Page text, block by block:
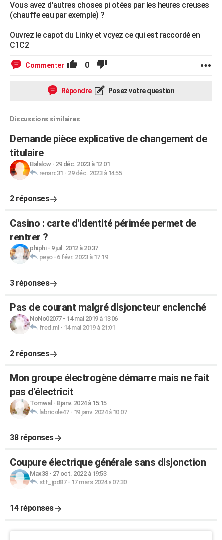
Vous avez d'autres choses pilotées par les heures creuses
(chauffe eau par exemple) ?
Ouvrez le capot du Linky et voyez ce qui est raccordé en
C1C2
Commenter 0
Répondre Posez votre question
Discussions similaires
Demande pièce explicative de changement de
titulaire
Balalow- 29 déc. 2023 à 12:01
renard31 - 29 déc. 2023 à 14:55
2 réponses
Casino : carte d'identité périmée permet de
rentrer ?
phiphi- 9 juil. 2012 à 20:37
peyo- 6 févr. 2023 à 17:19
3 réponses
Pas de courant malgré disjoncteur enclenché
NoNo02077- 14 mai 2019 à 13:06
fred.ml - 14 mai 2019 à 21:01
2 réponses
Mon groupe électrogène démarre mais ne fait
pas d'électricit
Tomwal - 8 janv. 2024 à 15:15
labricole47- 19 janv. 2024 à 10:07
38 réponses
Coupure électrique générale sans disjonction
Max38- 27 oct. 2022 à 19:53
stf_jpd87- 17 mars 2024 à 07:30
14 réponses